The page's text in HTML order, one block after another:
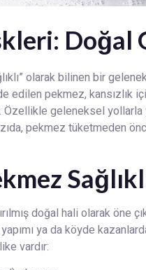
Doğal
olarak bilinen bir
edilen pekmez, kansızlık
geleneksel
pekmez tüketmeden
doğal hali olarak öne
ya da köyde
vardır: